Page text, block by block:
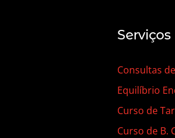
Serviços
Consultas
Equilíbrio
Curso de
Curso de B.